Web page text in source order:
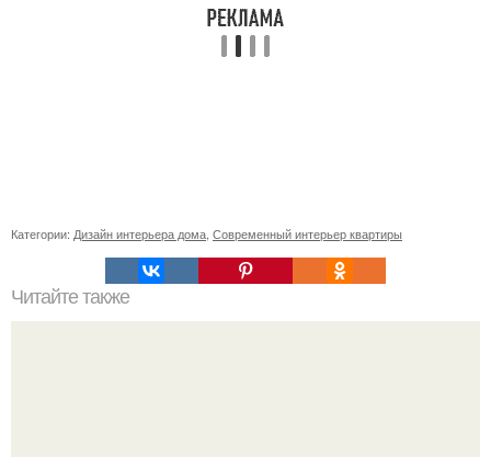
Категории: Дизайн интерьера дома Современный интерьер квартиры
Читайте также